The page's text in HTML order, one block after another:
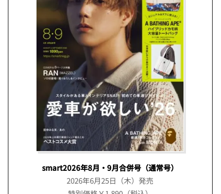
smart2026年8月・9月合併号（通常号）
2026年6月25日（木）発売